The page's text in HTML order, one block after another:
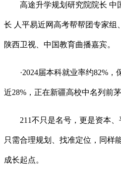
高途升学规划研究院院长 中
长 人平易近网高考帮帮团专家组
陕西卫视、中国教育曲播嘉宾。
·2024届本科就业率约82%，
近28%，正在新疆高校中名列前茅
211不只是名号，更是资本、
只需合理规划、找准定位，同样
成长起点。